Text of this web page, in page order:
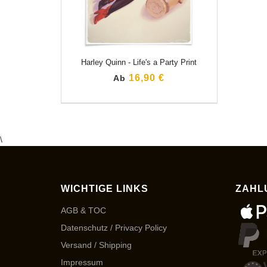
Harley Quinn - Life's a Party Print
Ab 16,90 €
\
WICHTIGE LINKS
AGB & TOC
Datenschutz / Privacy Policy
Versand / Shipping
Impressum